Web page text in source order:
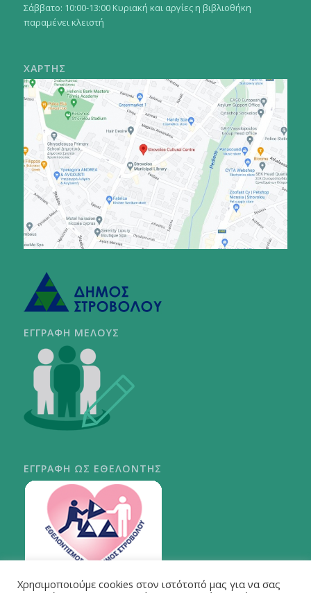
Σάββατο: 10:00-13:00 Κυριακή και αργίες η βιβλιοθήκη
παραμένει κλειστή
ΧΑΡΤΗΣ
ΕΓΓΡΑΦΗ ΜΕΛΟΥΣ
ΕΓΓΡΑΦΗ ΩΣ ΕΘΕΛΟΝΤΗΣ
Χρησιμοποιούμε cookies στον ιστότοπό μας για να σας